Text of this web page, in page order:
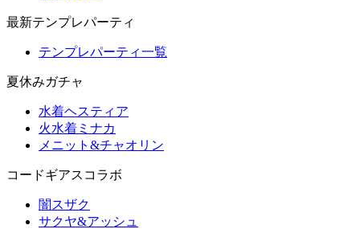
最新テンプレパーティ
テンプレパーティ一覧
夏休みガチャ
水着ヘスティア
火水着ミナカ
メニット&チャオリン
コードギアスコラボ
闇スザク
サクヤ&アッシュ